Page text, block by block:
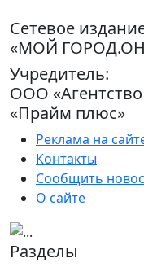
Сетевое
«МОЙ
Учредитель:
ООО
«Прайм плюс»
Реклама на
Контакты
Сообщить
О сайте
Разделы